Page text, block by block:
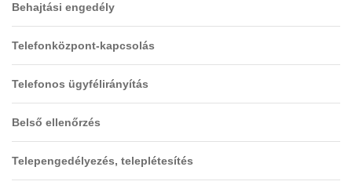
Behajtási engedély
Telefonközpont-kapcsolás
Telefonos ügyfélirányítás
Belső ellenőrzés
Telepengedélyezés, teleplétesítés